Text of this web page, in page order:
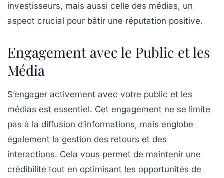
investisseurs, mais aussi celle des médias, un
aspect crucial pour bâtir une réputation positive.
Engagement avec le Public et les
Média
S’engager activement avec votre public et les
médias est essentiel. Cet engagement ne se limite
pas à la diffusion d’informations, mais englobe
également la gestion des retours et des
interactions. Cela vous permet de maintenir une
crédibilité tout en optimisant les opportunités de